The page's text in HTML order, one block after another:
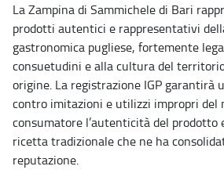
La Zampina di Sammichele di Bari
prodotti autentici e rappresentativi
gastronomica pugliese, fortemente
consuetudini e alla cultura del
origine. La registrazione IGP garantirà
contro imitazioni e utilizzi impropri del
consumatore l’autenticità del prodotto
ricetta tradizionale che ne ha
reputazione.